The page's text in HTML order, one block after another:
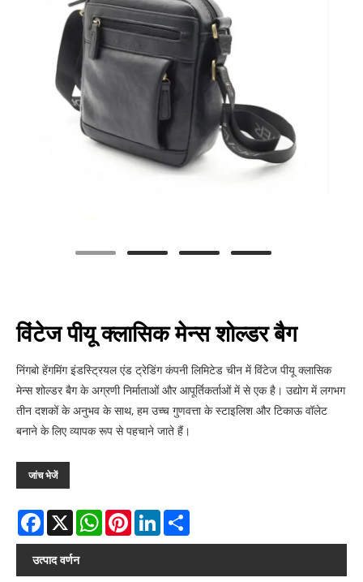
विंटेज पीयू क्लासिक मेन्स शोल्डर बैग
​निंगबो हेंगमिंग इंडस्ट्रियल एंड ट्रेडिंग कंपनी लिमिटेड चीन में विंटेज पीयू क्लासिक
मेन्स शोल्डर बैग के अग्रणी निर्माताओं और आपूर्तिकर्ताओं में से एक है। उद्योग में लगभग
तीन दशकों के अनुभव के साथ, हम उच्च गुणवत्ता के स्टाइलिश और टिकाऊ वॉलेट
बनाने के लिए व्यापक रूप से पहचाने जाते हैं।
जांच भेजें
Facebook
X WhatsAppPinterestLinkedIn
उत्पाद वर्णन